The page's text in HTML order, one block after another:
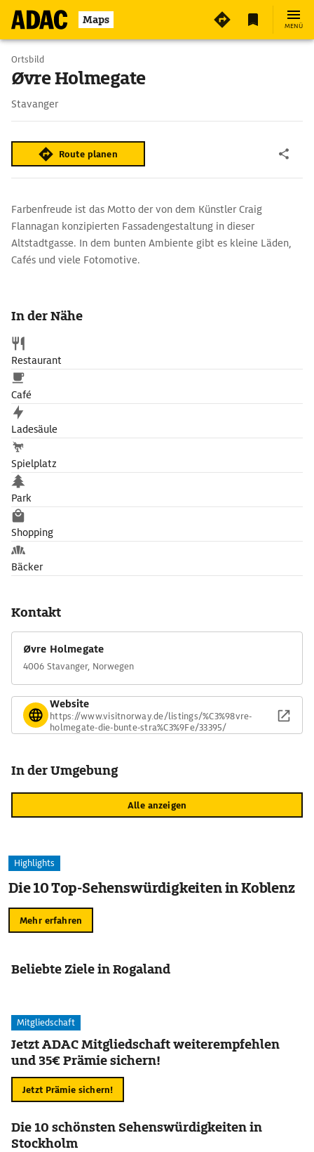
Maps MENÜ
Ortsbild
Øvre Holmegate
Stavanger
Route planen
Farbenfreude ist das Motto der von dem Künstler Craig
Flannagan konzipierten Fassadengestaltung in dieser
Altstadtgasse. In dem bunten Ambiente gibt es kleine Läden,
Cafés und viele Fotomotive.
In der Nähe
Restaurant
Café
Ladesäule
Spielplatz
Park
Shopping
Bäcker
Kontakt
Øvre Holmegate
4006 Stavanger, Norwegen
Website
https://www.visitnorway.de/listings/%C3%98vre-
holmegate-die-bunte-stra%C3%9Fe/33395/
In der Umgebung
Alle anzeigen
Highlights
Die 10 Top-Sehenswürdigkeiten in Koblenz
Mehr erfahren
Beliebte Ziele in Rogaland
Mitgliedschaft
Jetzt ADAC Mitgliedschaft weiterempfehlen
und 35€ Prämie sichern!
Jetzt Prämie sichern!
Die 10 schönsten Sehenswürdigkeiten in
Stockholm